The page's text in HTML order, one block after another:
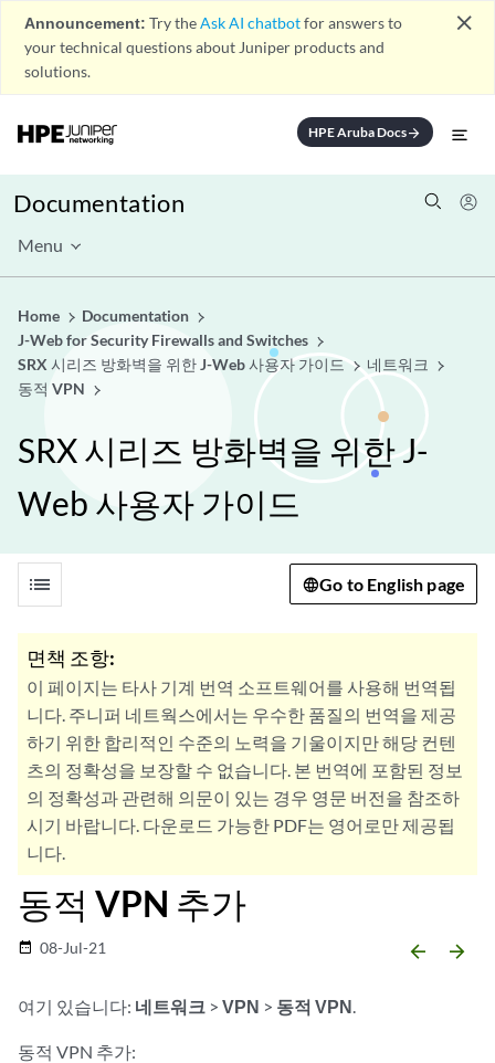
Announcement: Try theAsk AI chatbotfor answers to
your technical questions about Juniper products and
solutions.
close
HPE Aruba Docsarrow_forward
Documentation
Menu
Home
Documentation
J-Web for Security Firewalls and Switches
SRX 시리즈 방화벽을 위한 J-Web 사용자 가이드
네트워크
동적 VPN
SRX 시리즈 방화벽을 위한 J-
Web 사용자 가이드
list Go to English page
면책 조항:
이 페이지는 타사 기계 번역 소프트웨어를 사용해 번역됩
니다. 주니퍼 네트웍스에서는 우수한 품질의 번역을 제공
하기 위한 합리적인 수준의 노력을 기울이지만 해당 컨텐
츠의 정확성을 보장할 수 없습니다. 본 번역에 포함된 정보
의 정확성과 관련해 의문이 있는 경우 영문 버전을 참조하
시기 바랍니다. 다운로드 가능한 PDF는 영어로만 제공됩
니다.
동적 VPN 추가
date_range 08-Jul-21 arrow_backward arrow_forward
여기 있습니다: 네트워크 > VPN > 동적 VPN.
동적 VPN 추가: